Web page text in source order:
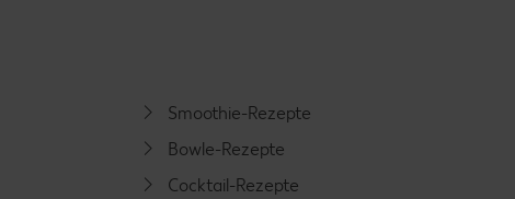
Smoothie-Rezepte
Bowle-Rezepte
Cocktail-Rezepte